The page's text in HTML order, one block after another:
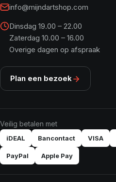
info@mijndartshop.com
Dinsdag 19.00 – 22.00
Zaterdag 10.00 – 16.00
Overige dagen op afspraak
Plan een bezoek
Veilig betalen met
iDEAL Bancontact VISA
PayPal Apple Pay